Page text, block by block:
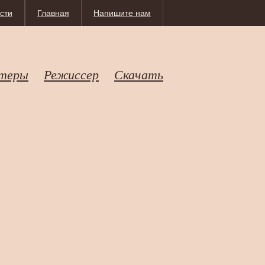
Напишите нам
Главная
Режиссер Скачать